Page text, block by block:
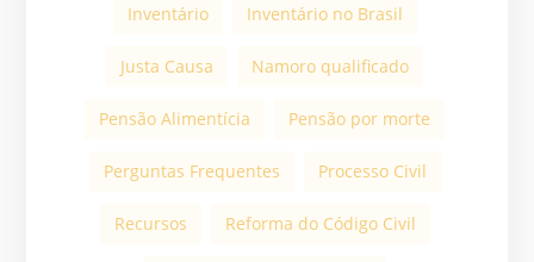
Inventário Inventário no Brasil
Justa Causa Namoro qualificado
Pensão Alimentícia Pensão por morte
Perguntas Frequentes Processo Civil
Recursos Reforma do Código Civil